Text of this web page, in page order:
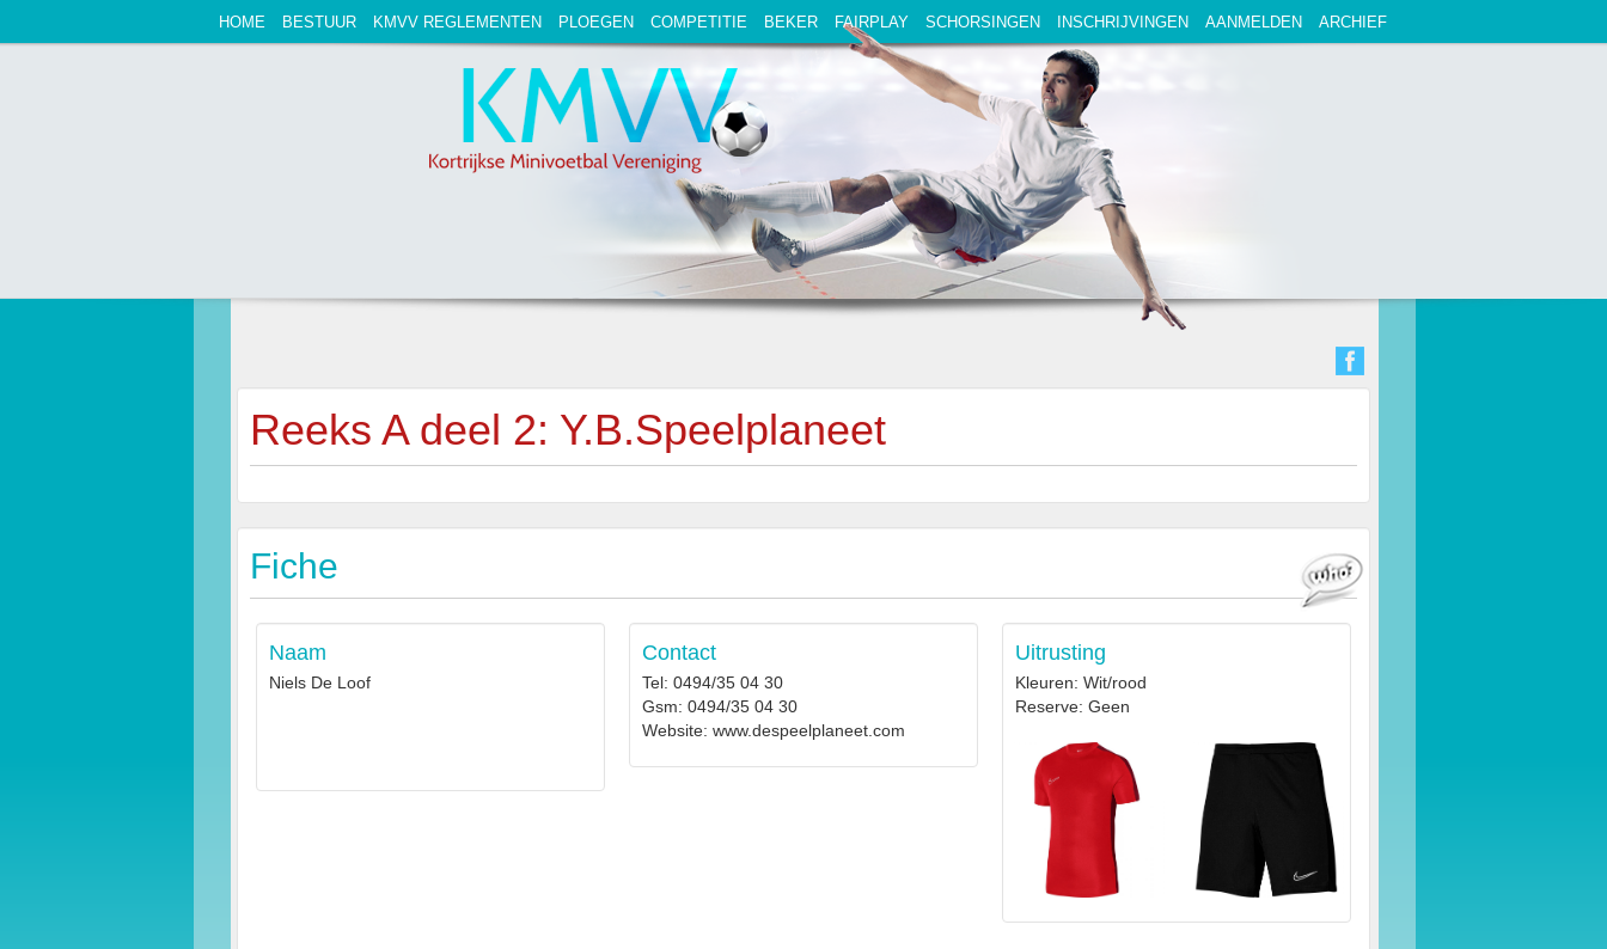
HOME BESTUUR KMVV REGLEMENTEN PLOEGEN COMPETITIE BEKER FAIRPLAY SCHORSINGEN INSCHRIJVINGEN AANMELDEN ARCHIEF
Reeks A deel 2: Y.B.Speelplaneet
Fiche
Naam
Niels De Loof
Contact
Tel: 0494/35 04 30
Gsm: 0494/35 04 30
Website: www.despeelplaneet.com
Uitrusting
Kleuren: Wit/rood
Reserve: Geen